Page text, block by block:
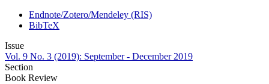
Endnote/Zotero/Mendeley (RIS)
BibTeX
Issue
Vol. 9 No. 3 (2019): September - December 2019
Section
Book Review